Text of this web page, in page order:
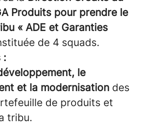
Produits pour prendre le
« ADE et Garanties
de 4 squads.
:
le
et la modernisation des
de produits et
tribu.